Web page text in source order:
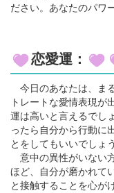
ださい。あなたのパワ
恋愛運：
今日のあなたは、ま
トレートな愛情表現が
運は高いと言えるでし
ったら自分から行動に
とをしてもいいでしょう
意中の異性がいない
ほど、自分が磨かれて
と接触することを心が